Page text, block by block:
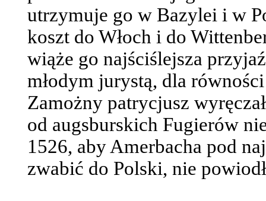
utrzymuje go w Bazylei i w
koszt do Włoch i do
wiąże go najściślejsza
młodym jurystą, dla
Zamożny patrycjusz
od augsburskich Fugierów
1526, aby Amerbacha pod
zwabić do Polski, nie